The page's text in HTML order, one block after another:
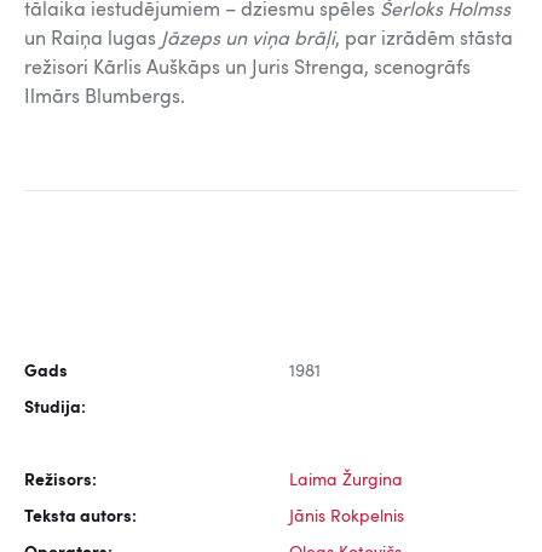
tālaika iestudējumiem – dziesmu spēles Šerloks Holmss
un Raiņa lugas Jāzeps un viņa brāļi, par izrādēm stāsta
režisori Kārlis Auškāps un Juris Strenga, scenogrāfs
Ilmārs Blumbergs.
Gads 1981
Studija:
Režisors: Laima Žurgina
Teksta autors: Jānis Rokpelnis